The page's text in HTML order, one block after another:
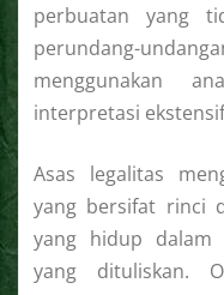
perbuatan yang
perundang-
menggunakan
interpretasi
Asas legalitas
yang bersifat rinci
yang hidup dalam
yang dituliskan.